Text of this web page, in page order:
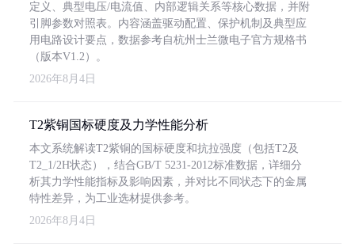
定义、典型电压/电流值、内部逻辑关系等核心数据，并附
引脚参数对照表。内容涵盖驱动配置、保护机制及典型应
用电路设计要点，数据参考自杭州士兰微电子官方规格书
（版本V1.2）。
2026年8月4日
T2紫铜国标硬度及力学性能分析
本文系统解读T2紫铜的国标硬度和抗拉强度（包括T2及
T2_1/2H状态），结合GB/T 5231-2012标准数据，详细分
析其力学性能指标及影响因素，并对比不同状态下的金属
特性差异，为工业选材提供参考。
2026年8月4日